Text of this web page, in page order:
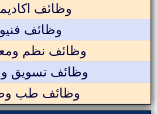
وظائف
وظائف
وظائف نظم
وظائف تسويق
وظائف طب